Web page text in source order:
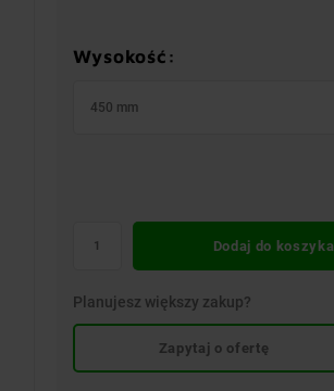
Wysokość:
450 mm
Dodaj do koszyka
Planujesz większy zakup?
Zapytaj o ofertę